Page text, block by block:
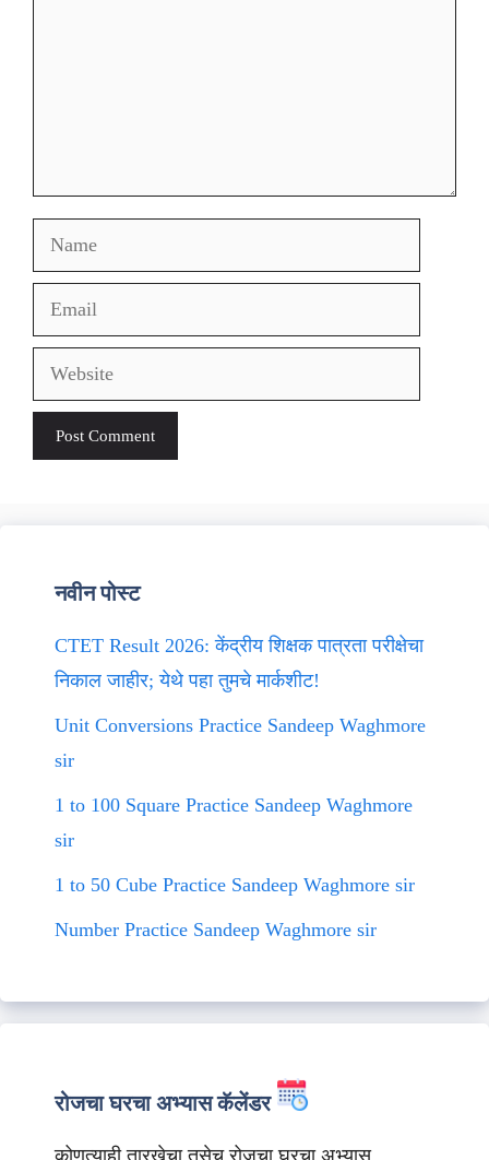
Name
Email
Website
नवीन पोस्ट
CTET Result 2026: केंद्रीय शिक्षक पात्रता परीक्षेचा
निकाल जाहीर; येथे पहा तुमचे मार्कशीट!
Unit Conversions Practice Sandeep Waghmore
sir
1 to 100 Square Practice Sandeep Waghmore
sir
1 to 50 Cube Practice Sandeep Waghmore sir
Number Practice Sandeep Waghmore sir
रोजचा घरचा अभ्यास कॅलेंडर
कोणत्याही तारखेचा तसेच रोजचा घरचा अभ्यास